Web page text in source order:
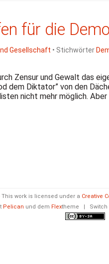
für die
Gesellschaft • Stichwörter
Zensur und Gewalt das
dem Diktator” von den
nicht mehr möglich. Aber
This work is licensed under a Creative
Pelican und dem Flextheme Switch